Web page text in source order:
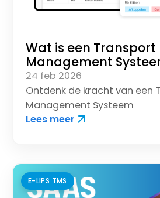
Wat is een Transport
Management
24 feb 2026
Ontdenk de kracht van een
Management Systeem
Lees meer
E-LIPS TMS